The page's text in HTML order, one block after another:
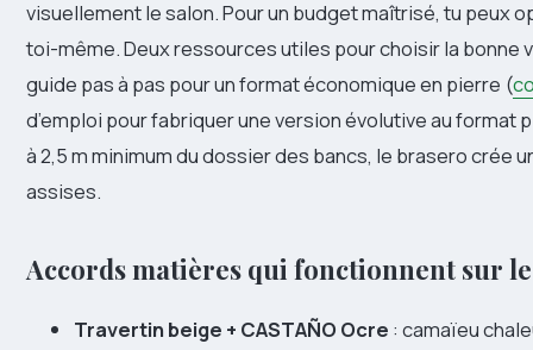
visuellement le salon. Pour un budget maîtrisé, tu peux
toi-même. Deux ressources utiles pour choisir la
guide pas à pas pour un format économique en pierre (
d’emploi pour fabriquer une version évolutive au format
à 2,5 m minimum du dossier des bancs, le brasero crée
assises.
Accords matières qui fonctionnent sur
Travertin beige + CASTAÑO Ocre : camaïeu